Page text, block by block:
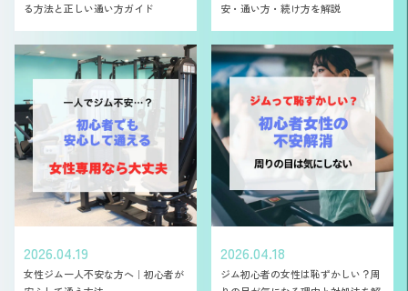
る方法と正しい通い方ガイド
安・通い方・続け方を解説
2026.04.19
女性ジム一人不安な方へ｜初心者が
2026.04.18
ジム初心者の女性は恥ずかしい？周